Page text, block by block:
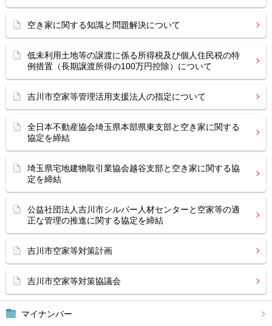
マイナンバー
空き家に関する知識と問題解決について
低未利用土地等の譲渡に係る所得税及び個人住民税の特
例措置（長期譲渡所得の100万円控除）について
吉川市空家等管理活用支援法人の指定について
全日本不動産協会埼玉県本部県東支部と空き家に関する
協定を締結
埼玉県宅地建物取引業協会越谷支部と空き家に関する協
定を締結
公益社団法人吉川市シルバー人材センターと空家等の適
正な管理の推進に関する協定を締結
吉川市空家等対策計画
吉川市空家等対策協議会